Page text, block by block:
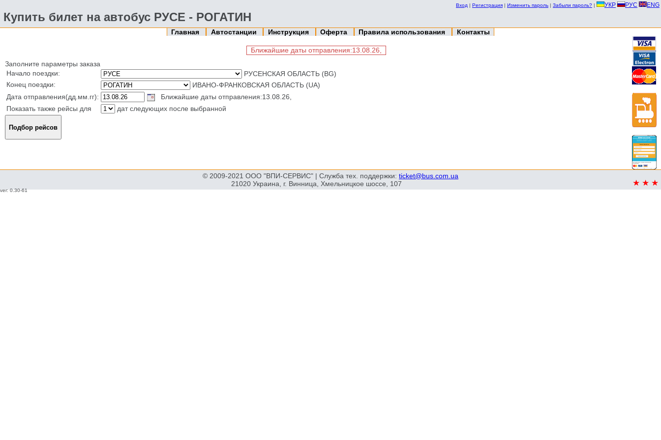
Вход | Регистрация | Изменить пароль | Забыли пароль? | УКР РУС ENG
Купить билет на автобус РУСЕ - РОГАТИН
Главная Автостанции Инструкция Оферта Правила использования Контакты
Ближайшие даты отправления:13.08.26,
Заполните параметры заказа
Начало поездки:
РУСЕНСКАЯ ОБЛАСТЬ (BG)
Конец поездки:
ИВАНО-ФРАНКОВСКАЯ ОБЛАСТЬ (UA)
Дата отправления(дд.мм.гг):
Ближайшие даты отправления:13.08.26,
Показать также рейсы для
дат следующих после выбранной
© 2009-2021 ООО "ВПИ-СЕРВИС" | Служба тех. поддержки: ticket@bus.com.ua
21020 Украина, г. Винница, Хмельницкое шоссе, 107
ver: 0.30-61